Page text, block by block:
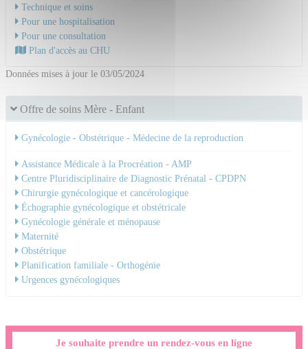
Technique et soins
Pour une hospitalisation
Pour une consultation
Plan d'accès au CHU
Données mises à jour le 03/05/2024
Offre de soins Mère - Enfant
Gynécologie - Obstétrique - Médecine de la reproduction
Assistance Médicale à la Procréation - AMP
Centre Pluridisciplinaire de Diagnostic Prénatal - CPDPN
Chirurgie gynécologique et cancérologique
Échographie gynécologique et obstétricale
Gynécologie générale et ménopause
Maternité
Obstétrique
Planification familiale - Orthogénie
Urgences gynécologiques
Je souhaite prendre un rendez-vous en ligne